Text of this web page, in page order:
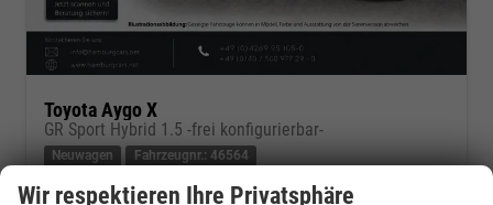
Toyota Aygo X
GR Sport Hybrid 1.5 -frei konfigurierbar-
Neuwagen Fahrzeugnr.: 46564
Wir respektieren Ihre Privatsphäre